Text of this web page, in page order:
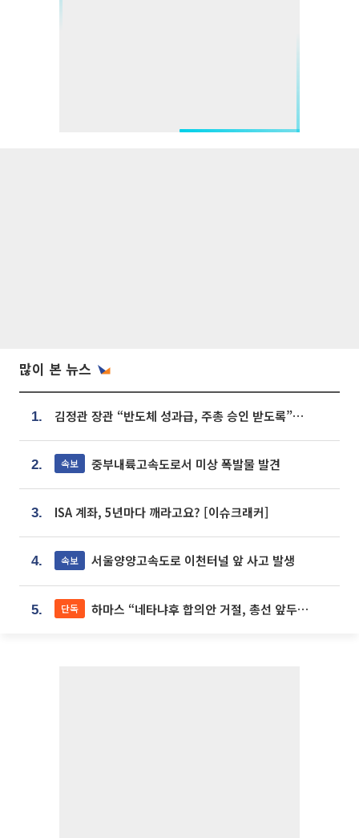
많이 본 뉴스
1. 김정관 장관 “반도체 성과급, 주총 승인 받도록”…상법·자본시장법 개정 시사
2. 속보 중부내륙고속도로서 미상 폭발물 발견
3. ISA 계좌, 5년마다 깨라고요? [이슈크래커]
4. 속보 서울양양고속도로 이천터널 앞 사고 발생
5. 단독 하마스 “네타냐후 합의안 거절, 총선 앞두고 시간 끌기”